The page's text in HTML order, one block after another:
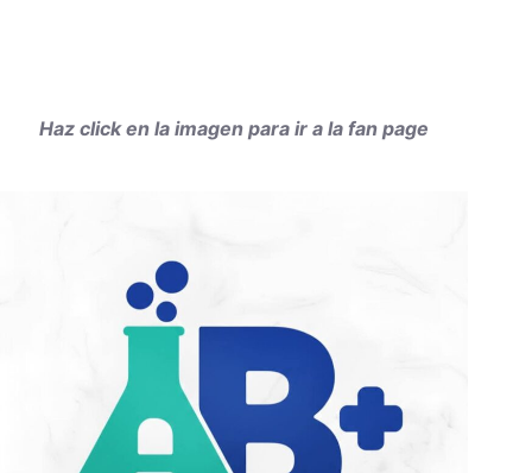
Haz click en la imagen para ir a la fan page